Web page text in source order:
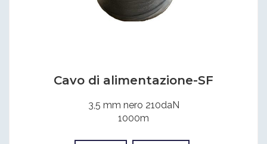
Cavo di alimentazione-SF
3,5 mm nero 210daN
1000m